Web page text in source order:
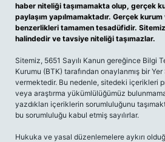
haber niteliği taşımamakta olup, gerçek
paylaşım yapılmamaktadır. Gerçek
benzerlikleri tamamen tesadüfidir.
halindedir ve tavsiye niteliği taşımazlar.
Sitemiz, 5651 Sayılı Kanun gereğince Bilgi
Kurumu (BTK) tarafından onaylanmış bir
vermektedir. Bu nedenle, sitedeki içerikleri
veya araştırma yükümlülüğümüz
yazdıkları içeriklerin sorumluluğunu
bu sorumluluğu kabul etmiş sayılırlar.
Hukuka ve yasal düzenlemelere aykırı